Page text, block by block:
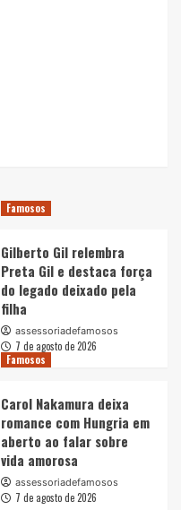
Famosos
Gilberto Gil relembra
Preta Gil e destaca força
do legado deixado pela
filha
assessoriadefamosos
7 de agosto de 2026
Famosos
Carol Nakamura deixa
romance com Hungria em
aberto ao falar sobre
vida amorosa
assessoriadefamosos
7 de agosto de 2026